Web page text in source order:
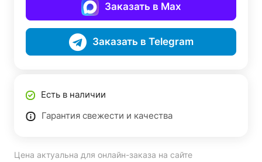
Заказать в Max
Заказать в Telegram
Есть в наличии
Гарантия свежести и качества
Цена актуальна для онлайн-заказа на сайте